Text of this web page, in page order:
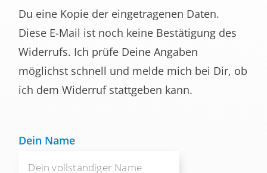
Du eine Kopie der eingetragenen Daten.
Diese E-Mail ist noch keine Bestätigung des
Widerrufs. Ich prüfe Deine Angaben
möglichst schnell und melde mich bei Dir, ob
ich dem Widerruf stattgeben kann.
Dein Name